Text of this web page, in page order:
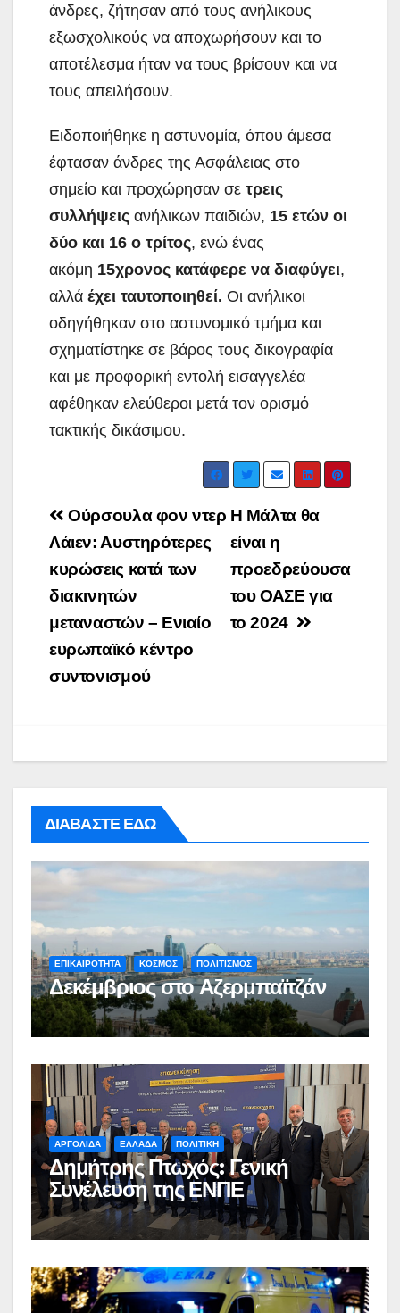
άνδρες, ζήτησαν από τους ανήλικους
εξωσχολικούς να αποχωρήσουν και το
αποτέλεσμα ήταν να τους βρίσουν και να
τους απειλήσουν.
Ειδοποιήθηκε η αστυνομία, όπου άμεσα
έφτασαν άνδρες της Ασφάλειας στο
σημείο και προχώρησαν σε τρεις
συλλήψεις ανήλικων παιδιών, 15 ετών οι
δύο και 16 ο τρίτος, ενώ ένας
ακόμη 15χρονος κατάφερε να διαφύγει,
αλλά έχει ταυτοποιηθεί. Οι ανήλικοι
οδηγήθηκαν στο αστυνομικό τμήμα και
σχηματίστηκε σε βάρος τους δικογραφία
και με προφορική εντολή εισαγγελέα
αφέθηκαν ελεύθεροι μετά τον ορισμό
τακτικής δικάσιμου.
Post
navigation
Η Μάλτα θα
είναι η
προεδρεύουσα
του ΟΑΣΕ για
το 2024
Ούρσουλα φον ντερ
Λάιεν: Αυστηρότερες
κυρώσεις κατά των
διακινητών
μεταναστών – Ενιαίο
ευρωπαϊκό κέντρο
συντονισμού
ΔΙΑΒΑΣΤΕ ΕΔΩ
ΕΠΙΚΑΙΡΟΤΗΤΑ ΚΟΣΜΟΣ ΠΟΛΙΤΙΣΜΟΣ
Δεκέμβριος στο Αζερμπαϊτζάν
ΑΡΓΟΛΙΔΑ ΕΛΛΑΔΑ ΠΟΛΙΤΙΚΗ
Δημήτρης Πτωχός: Γενική
Συνέλευση της ΕΝΠΕ